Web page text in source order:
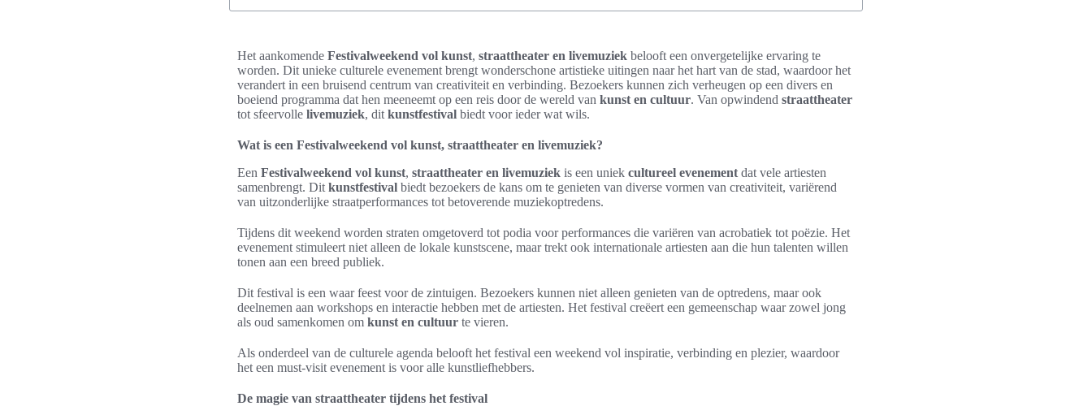
Het aankomende Festivalweekend vol kunst, straattheater en livemuziek belooft een onvergetelijke ervaring te
worden. Dit unieke culturele evenement brengt wonderschone artistieke uitingen naar het hart van de stad, waardoor het
verandert in een bruisend centrum van creativiteit en verbinding. Bezoekers kunnen zich verheugen op een divers en
boeiend programma dat hen meeneemt op een reis door de wereld van kunst en cultuur. Van opwindend straattheater
tot sfeervolle livemuziek, dit kunstfestival biedt voor ieder wat wils.
Wat is een Festivalweekend vol kunst, straattheater en livemuziek?
Een Festivalweekend vol kunst, straattheater en livemuziek is een uniek cultureel evenement dat vele artiesten
samenbrengt. Dit kunstfestival biedt bezoekers de kans om te genieten van diverse vormen van creativiteit, variërend
van uitzonderlijke straatperformances tot betoverende muziekoptredens.
Tijdens dit weekend worden straten omgetoverd tot podia voor performances die variëren van acrobatiek tot poëzie. Het
evenement stimuleert niet alleen de lokale kunstscene, maar trekt ook internationale artiesten aan die hun talenten willen
tonen aan een breed publiek.
Dit festival is een waar feest voor de zintuigen. Bezoekers kunnen niet alleen genieten van de optredens, maar ook
deelnemen aan workshops en interactie hebben met de artiesten. Het festival creëert een gemeenschap waar zowel jong
als oud samenkomen om kunst en cultuur te vieren.
Als onderdeel van de culturele agenda belooft het festival een weekend vol inspiratie, verbinding en plezier, waardoor
het een must-visit evenement is voor alle kunstliefhebbers.
De magie van straattheater tijdens het festival